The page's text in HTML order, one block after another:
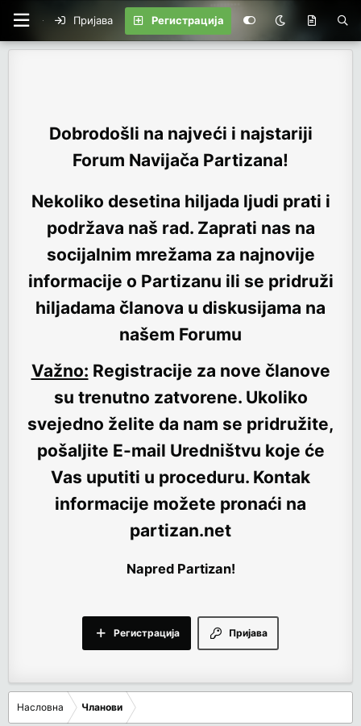
Пријава Регистрација
Dobrodošli na najveći i najstariji
Forum Navijača Partizana!
Nekoliko desetina hiljada ljudi prati i
podržava naš rad. Zaprati nas na
socijalnim mrežama za najnovije
informacije o Partizanu ili se pridruži
hiljadama članova u diskusijama na
našem Forumu
Važno: Registracije za nove članove
su trenutno zatvorene. Ukoliko
svejedno želite da nam se pridružite,
pošaljite E-mail Uredništvu koje će
Vas uputiti u proceduru. Kontak
informacije možete pronaći na
partizan.net
Napred Partizan!
Пријава
Регистрација
Насловна Чланови